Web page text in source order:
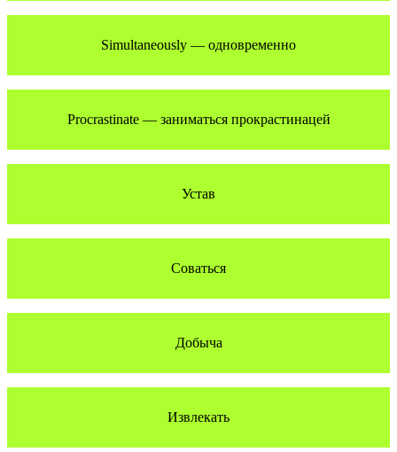
Simultaneously — одновременно
Procrastinate — заниматься прокрастинацей
Устав
Соваться
Добыча
Извлекать